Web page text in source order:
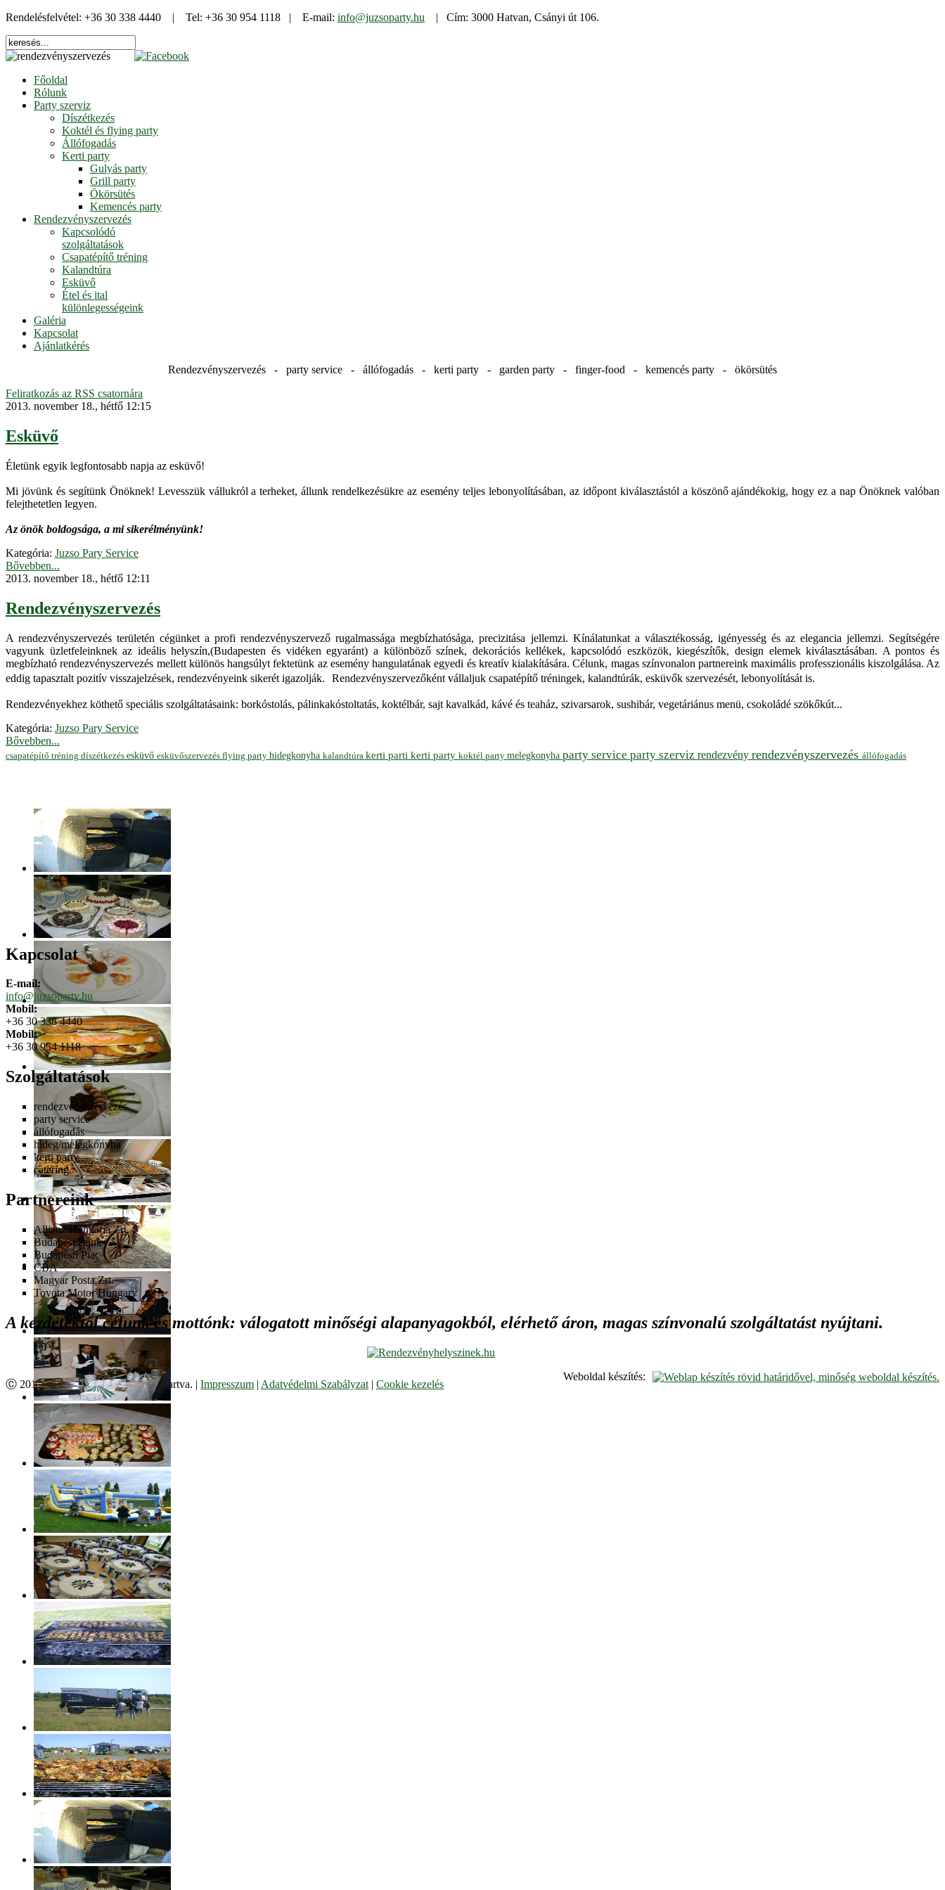
Rendelésfelvétel: +36 30 338 4440 | Tel: +36 30 954 1118 | E-mail: info@juzsoparty.hu | Cím: 3000 Hatvan, Csányi út 106.
Főoldal
Rólunk
Party szerviz
Díszétkezés
Koktél és flying party
Állófogadás
Kerti party
Gulyás party
Grill party
Ökörsütés
Kemencés party
Rendezvényszervezés
Kapcsolódó
szolgáltatások
Csapatépítő tréning
Kalandtúra
Esküvő
Étel és ital
különlegességeink
Galéria
Kapcsolat
Ajánlatkérés
Rendezvényszervezés - party service - állófogadás - kerti party - garden party - finger-food - kemencés party - ökörsütés
Feliratkozás az RSS csatornára
2013. november 18., hétfő 12:15
Esküvő
Életünk egyik legfontosabb napja az esküvő!
Mi jövünk és segítünk Önöknek! Levesszük vállukról a terheket, állunk rendelkezésükre az esemény teljes lebonyolításában, az időpont kiválasztástól a köszönő ajándékokig, hogy ez a nap Önöknek valóban
felejthetetlen legyen.
Az önök boldogsága, a mi sikerélményünk!
Kategória: Juzso Pary Service
Bővebben...
2013. november 18., hétfő 12:11
Rendezvényszervezés
A rendezvényszervezés területén cégünket a profi rendezvényszervező rugalmassága megbízhatósága, precizitása jellemzi. Kínálatunkat a választékosság, igényesség és az elegancia jellemzi. Segítségére
vagyunk üzletfeleinknek az ideális helyszín,(Budapesten és vidéken egyaránt) a különböző színek, dekorációs kellékek, kapcsolódó eszközök, kiegészítők, design elemek kiválasztásában. A pontos és
megbízható rendezvényszervezés mellett különös hangsúlyt fektetünk az esemény hangulatának egyedi és kreatív kialakítására. Célunk, magas színvonalon partnereink maximális professzionális kiszolgálása. Az
eddig tapasztalt pozitív visszajelzések, rendezvényeink sikerét igazolják. Rendezvényszervezőként vállaljuk csapatépítő tréningek, kalandtúrák, esküvők szervezését, lebonyolítását is.
Rendezvényekhez köthető speciális szolgáltatásaink: borkóstolás, pálinkakóstoltatás, koktélbár, sajt kavalkád, kávé és teaház, szivarsarok, sushibár, vegetáriánus menü, csokoládé szökőkút...
Kategória: Juzso Pary Service
Bővebben...
csapatépítő tréning díszétkezés esküvő esküvőszervezés flying party hidegkonyha kalandtúra kerti parti kerti party koktél party melegkonyha party service party szerviz rendezvény rendezvényszervezés állófogadás
Kapcsolat
E-mail:
info@juzsoparty.hu
Mobil:
+36 30 338 4440
Mobil:
+36 30 954 1118
Szolgáltatások
rendezvényszervezés
party service
állófogadás
hideg/melegkonyha
kerti party
catering
Partnereink
Allianz Hungária Zrt.
Budapest Bank
Budapesti Piac
CBA
Magyar Posta Zrt.
Toyota Motor Hungary
A kezdetektől célunk és mottónk: válogatott minőségi alapanyagokból, elérhető áron, magas színvonalú szolgáltatást nyújtani.
Ⓒ 2017. Juzso Bt. Minden jog fenntartva. | Impresszum | Adatvédelmi Szabályzat | Cookie kezelés
Weboldal készítés: